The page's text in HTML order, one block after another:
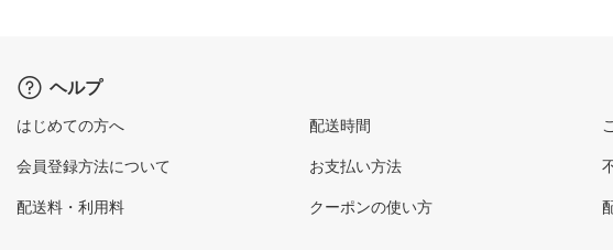
ヘルプ
はじめての方へ
会員登録方法について
配送料・利用料
配送時間
お支払い方法
クーポンの使い方